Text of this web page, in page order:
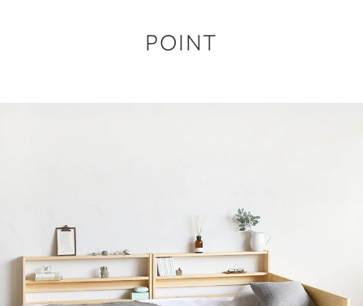
POINT